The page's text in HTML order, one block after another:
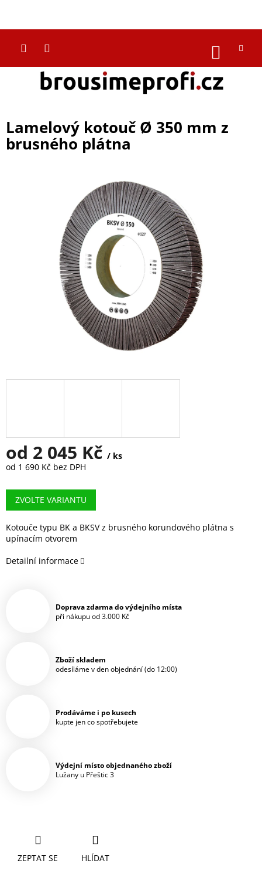
obsah
KOŠÍK
Lamelový kotouč Ø 350 mm z
brusného plátna
od 2 045 Kč / ks
od 1 690 Kč bez DPH
cena:
ZVOLTE VARIANTU
Kotouče typu BK a BKSV z brusného korundového plátna s
upínacím otvorem
Detailní informace
Doprava zdarma do výdejního místa
při nákupu od 3.000 Kč
Zboží skladem
odesíláme v den objednání (do 12:00)
Prodáváme i po kusech
kupte jen co spotřebujete
Výdejní místo objednaného zboží
Lužany u Přeštic 3
ZEPTAT SE HLÍDAT